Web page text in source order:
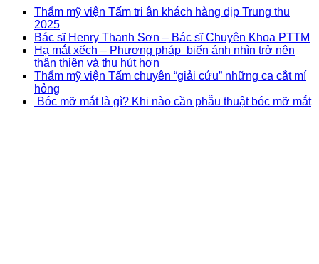
Thẩm mỹ viện Tấm tri ân khách hàng dịp Trung thu
2025
Bác sĩ Henry Thanh Sơn – Bác sĩ Chuyên Khoa PTTM
Hạ mắt xếch – Phương pháp biến ánh nhìn trở nên
thân thiện và thu hút hơn
Thẩm mỹ viện Tấm chuyên “giải cứu” những ca cắt mí
hỏng
Bóc mỡ mắt là gì? Khi nào cần phẫu thuật bóc mỡ mắt